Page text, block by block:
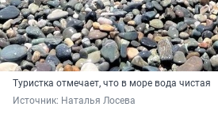
Туристка отмечает, что в море вода чистая
Источник: Наталья Лосева